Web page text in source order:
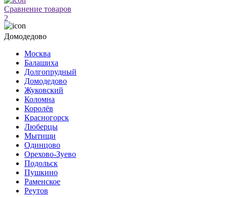
Сравнение товаров
2
Домодедово
Москва
Балашиха
Долгопрудный
Домодедово
Жуковский
Коломна
Королёв
Красногорск
Люберцы
Мытищи
Одинцово
Орехово-Зуево
Подольск
Пушкино
Раменское
Реутов